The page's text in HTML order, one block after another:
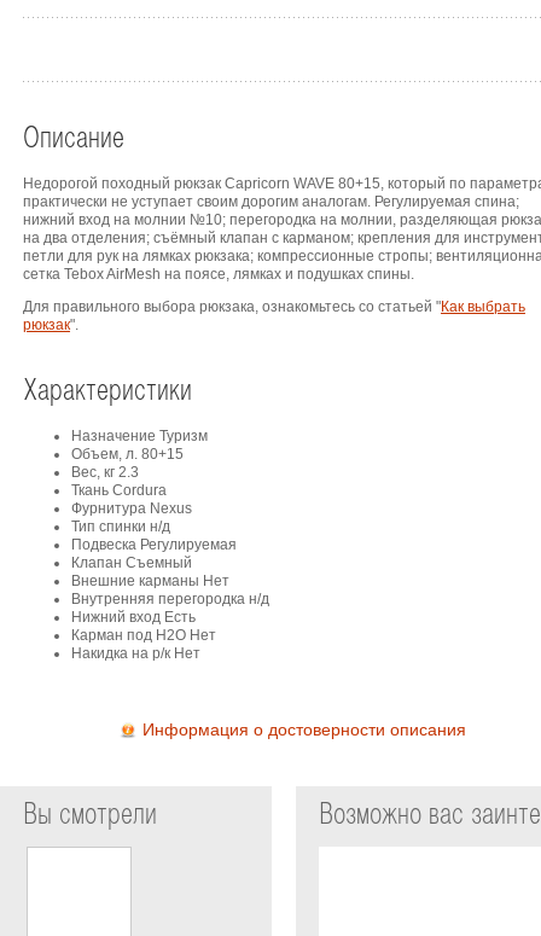
Описание
Недорогой походный рюкзак Capricorn WAVE 80+15, который по
практически не уступает своим дорогим аналогам. Регулируемая спина;
нижний вход на молнии №10; перегородка на молнии, разделяющая
на два отделения; съёмный клапан с карманом; крепления для
петли для рук на лямках рюкзака; компрессионные стропы;
сетка Tebox AirMesh на поясе, лямках и подушках спины.
Для правильного выбора рюкзака, ознакомьтесь со статьей "Как выбрать
рюкзак".
Характеристики
Назначение Туризм
Объем, л. 80+15
Вес, кг 2.3
Ткань Cordura
Фурнитура Nexus
Тип спинки н/д
Подвеска Регулируемая
Клапан Съемный
Внешние карманы Нет
Внутренняя перегородка н/д
Нижний вход Есть
Карман под H2O Нет
Накидка на р/к Нет
Информация о достоверности описания
Вы смотрели Возможно вас